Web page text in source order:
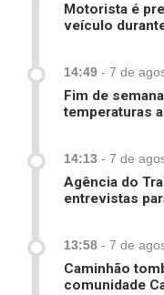
Motorista é
veículo
14:49 - 7 de
Fim de
temperaturas
14:13 - 7 de
Agência do
entrevistas
13:58 - 7 de
Caminhão
comunidade